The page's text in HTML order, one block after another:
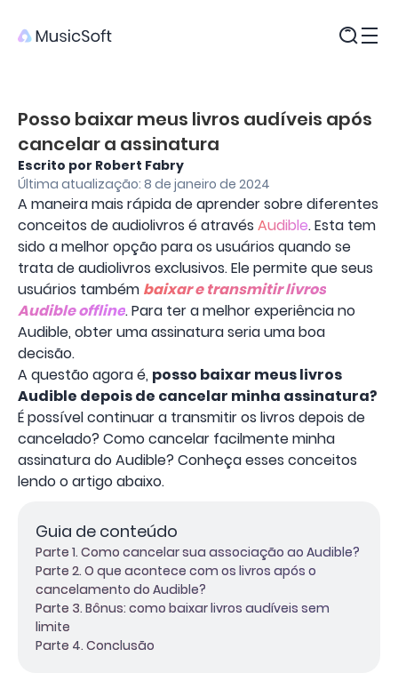
Posso baixar meus livros audíveis após
cancelar a assinatura
Escrito por Robert Fabry
Última atualização: 8 de janeiro de 2024
A maneira mais rápida de aprender sobre diferentes
conceitos de audiolivros é através Audible. Esta tem
sido a melhor opção para os usuários quando se
trata de audiolivros exclusivos. Ele permite que seus
usuários também baixar e transmitir livros
Audible offline. Para ter a melhor experiência no
Audible, obter uma assinatura seria uma boa
decisão.
A questão agora é, posso baixar meus livros
Audible depois de cancelar minha assinatura?
É possível continuar a transmitir os livros depois de
cancelado? Como cancelar facilmente minha
assinatura do Audible? Conheça esses conceitos
lendo o artigo abaixo.
Guia de conteúdo
Parte 1. Como cancelar sua associação ao Audible?
Parte 2. O que acontece com os livros após o
cancelamento do Audible?
Parte 3. Bônus: como baixar livros audíveis sem
limite
Parte 4. Conclusão